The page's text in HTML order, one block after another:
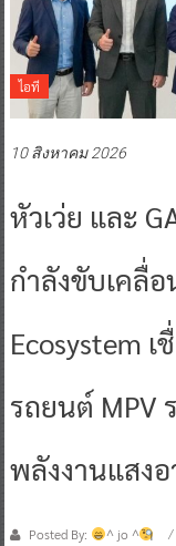
ไอที
10 สิงหาคม 2026
หัวเว่ย และ
กำลังขับเคลื่อ
Ecosystem เ
รถยนต์ MPV
พลังงานแสง
Posted By: ^ jo ^